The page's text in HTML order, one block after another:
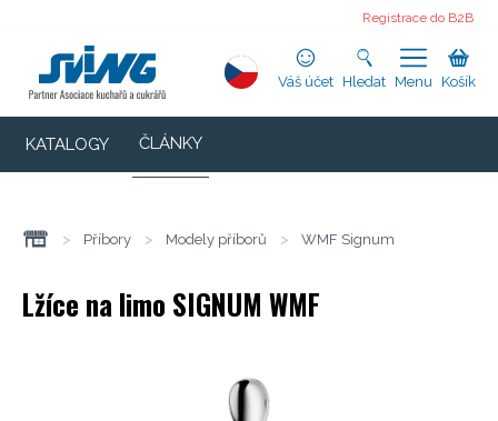
Registrace do B2B
Váš účet Hledat Menu Košík
KATALOGY ČLÁNKY
> Příbory > Modely příborů > WMF Signum
Lžíce na limo SIGNUM WMF